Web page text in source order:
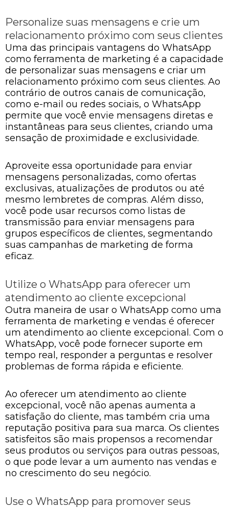
Personalize suas mensagens e crie um
relacionamento próximo com seus clientes
Uma das principais vantagens do WhatsApp
como ferramenta de marketing é a capacidade
de personalizar suas mensagens e criar um
relacionamento próximo com seus clientes. Ao
contrário de outros canais de comunicação,
como e-mail ou redes sociais, o WhatsApp
permite que você envie mensagens diretas e
instantâneas para seus clientes, criando uma
sensação de proximidade e exclusividade.
Aproveite essa oportunidade para enviar
mensagens personalizadas, como ofertas
exclusivas, atualizações de produtos ou até
mesmo lembretes de compras. Além disso,
você pode usar recursos como listas de
transmissão para enviar mensagens para
grupos específicos de clientes, segmentando
suas campanhas de marketing de forma
eficaz.
Utilize o WhatsApp para oferecer um
atendimento ao cliente excepcional
Outra maneira de usar o WhatsApp como uma
ferramenta de marketing e vendas é oferecer
um atendimento ao cliente excepcional. Com o
WhatsApp, você pode fornecer suporte em
tempo real, responder a perguntas e resolver
problemas de forma rápida e eficiente.
Ao oferecer um atendimento ao cliente
excepcional, você não apenas aumenta a
satisfação do cliente, mas também cria uma
reputação positiva para sua marca. Os clientes
satisfeitos são mais propensos a recomendar
seus produtos ou serviços para outras pessoas,
o que pode levar a um aumento nas vendas e
no crescimento do seu negócio.
Use o WhatsApp para promover seus